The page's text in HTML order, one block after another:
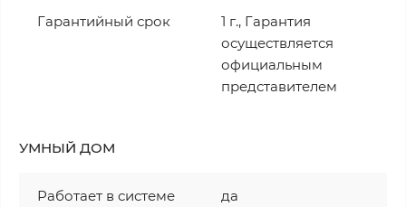
Гарантийный срок
1 г., Гарантия
осуществляется
официальным
представителем
УМНЫЙ ДОМ
Работает в системе
да